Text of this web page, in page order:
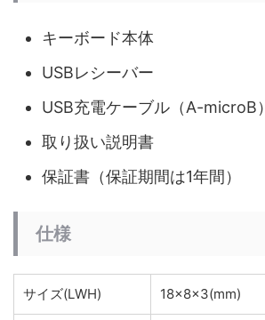
キーボード本体
USBレシーバー
USB充電ケーブル（A-microB）
取り扱い説明書
保証書（保証期間は1年間）
仕様
サイズ(LWH) 18x8x3(mm)